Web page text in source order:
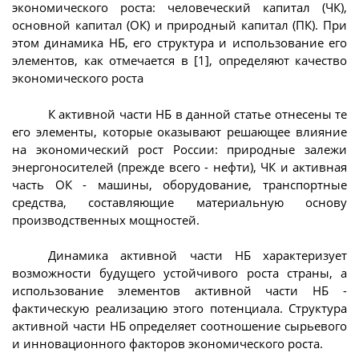
экономического роста: человеческий капитал (ЧК),
основной капитал (ОК) и природный капитал (ПК). При
этом динамика НБ, его структура и использование его
элементов, как отмечается в [1], определяют качество
экономического роста
К активной части НБ в данной статье отнесены те
его элементы, которые оказывают решающее влияние
на экономический рост России: природные залежи
энергоносителей (прежде всего - нефти), ЧК и активная
часть ОК - машины, оборудование, транспортные
средства, составляющие материальную основу
производственных мощностей.
Динамика активной части НБ характеризует
возможности будущего устойчивого роста страны, а
использование элементов активной части НБ -
фактическую реализацию этого потенциала. Структура
активной части НБ определяет соотношение сырьевого
и инновационного факторов экономического роста.